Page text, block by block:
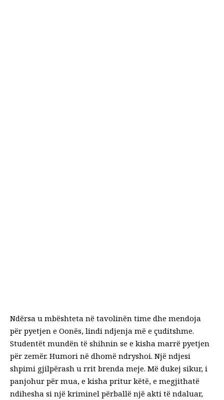
Ndërsa u mbështeta në tavolinën time dhe mendoja
për pyetjen e Oonës, lindi ndjenja më e çuditshme.
Studentët mundën të shihnin se e kisha marrë pyetjen
për zemër. Humori në dhomë ndryshoi. Një ndjesi
shpimi gjilpërash u rrit brenda meje. Më dukej sikur, i
panjohur për mua, e kisha pritur këtë, e megjithatë
ndihesha si një kriminel përballë një akti të ndaluar,